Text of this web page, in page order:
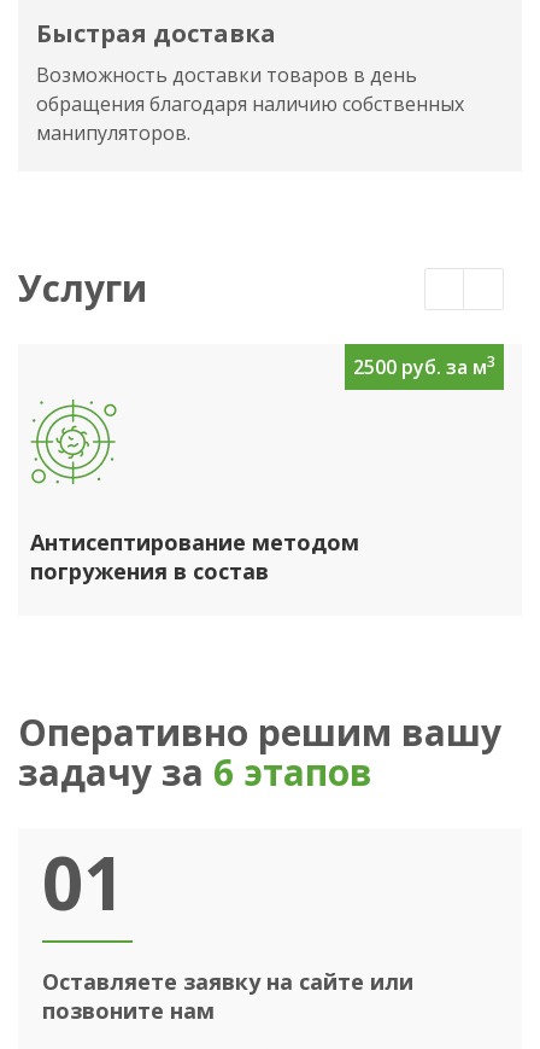
Быстрая доставка
Возможность доставки товаров в день
обращения благодаря наличию собственных
манипуляторов.
Услуги
2500 руб. за м3
Антисептирование методом
погружения в состав
Оперативно решим вашу
задачу за 6 этапов
01
Оставляете заявку на сайте или
позвоните нам